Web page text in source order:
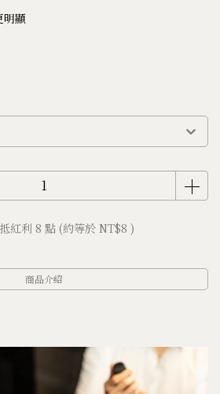
明顯
紅利 8 點 (約等於 NT$8 )
商品介紹